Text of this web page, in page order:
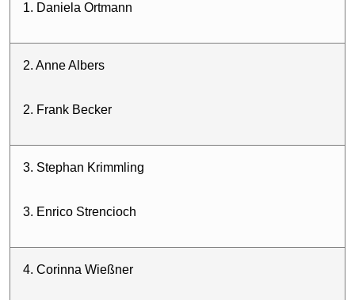
1. Daniela Ortmann
2. Anne Albers
2. Frank Becker
3. Stephan Krimmling
3. Enrico Strencioch
4. Corinna Wießner